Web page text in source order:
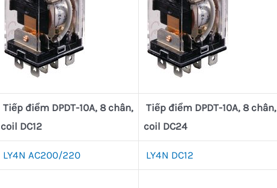
Tiếp điểm DPDT-10A, 8 chân,
coil DC12
Tiếp điểm DPDT-10A, 8 chân,
coil DC24
LY4N AC200/220 LY4N DC12